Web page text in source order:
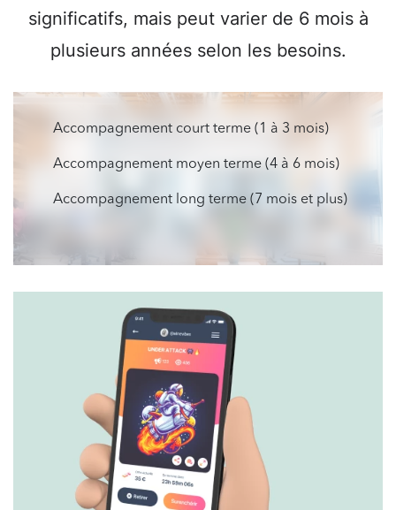
significatifs, mais peut varier de 6 mois à
plusieurs années selon les besoins.
Accompagnement court terme (1 à 3 mois)
Accompagnement moyen terme (4 à 6 mois)
Accompagnement long terme (7 mois et plus)